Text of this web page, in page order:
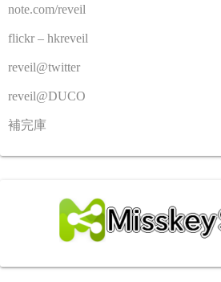
note.com/reveil
flickr – hkreveil
reveil@twitter
reveil@DUCO
補完庫